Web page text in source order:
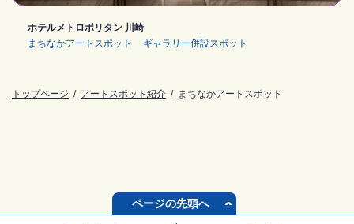
ホテルメトロポリタン 川崎
まちなかアートスポット
ギャラリー併設スポット
トップページ アートスポット紹介 まちなかアートスポット
ページの先頭へ